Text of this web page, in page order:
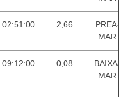
02:51:00 2,66
PREA-
MAR
09:12:00 0,08
BAIXA-
MAR